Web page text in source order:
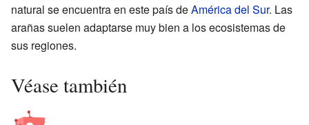
natural se encuentra en este país deAmérica del Sur. Las
arañas suelen adaptarse muy bien a los ecosistemas de
sus regiones.
Véase también